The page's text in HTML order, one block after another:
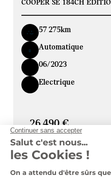
COOPER SE 184CH
57 275km
Automatique
06/2023
Electrique
26 490 €
Voir le véhicule